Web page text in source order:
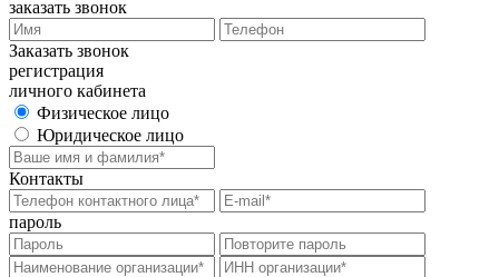
заказать звонок
Заказать звонок
регистрация
личного кабинета
Физическое лицо
Юридическое лицо
Контакты
пароль